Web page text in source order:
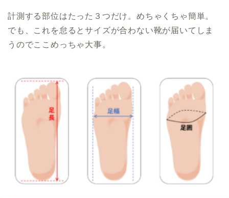
計測する部位はたった３つだけ。めちゃくちゃ簡単。
でも、これを怠るとサイズが合わない靴が届いてしま
うのでここめっちゃ大事。